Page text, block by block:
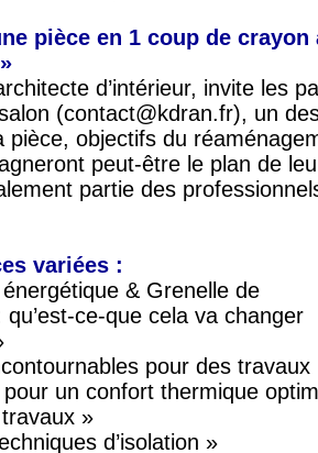
pièce en 1 coup de
d’intérieur, invite les
salon (contact@kdran.fr), un
pièce, objectifs du
peut-être le plan de
partie des
variées :
& Grenelle de
qu’est-ce-que cela va changer
pour des travaux
un confort thermique
»
d’isolation »